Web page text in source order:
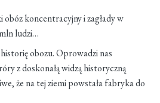
obóz koncentracyjny i zagłady w
ludzi…
obozu. Oprowadzi nas
z doskonałą widzą historyczną
że na tej ziemi powstała fabryka do